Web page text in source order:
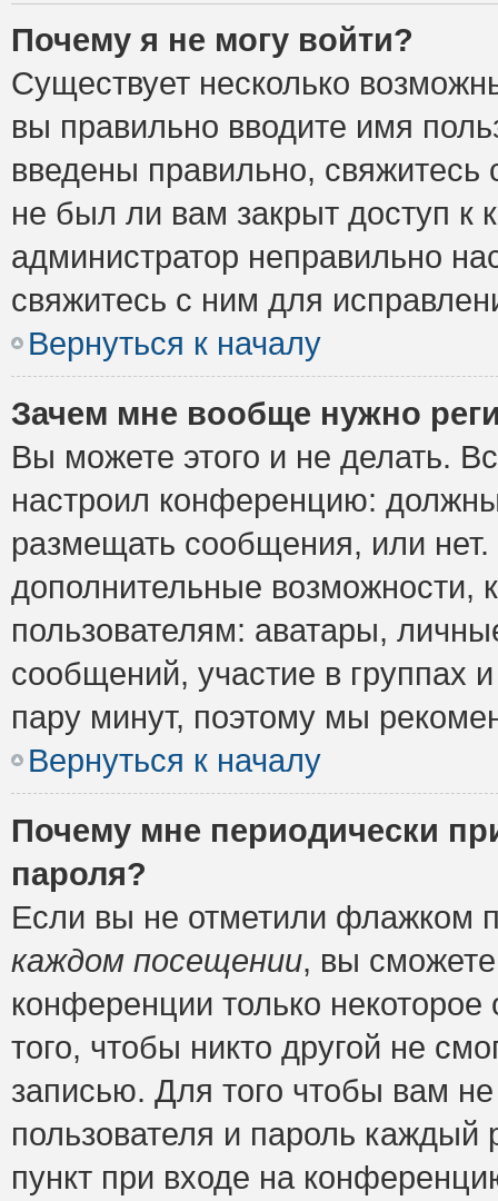
Почему я не могу войти?
Существует несколько
вы правильно вводите имя
введены правильно,
не был ли вам закрыт доступ к
администратор неправильно
свяжитесь с ним для
Вернуться к началу
Зачем мне вообще нужно
Вы можете этого и не делать.
настроил конференцию:
размещать сообщения, или
дополнительные возможности,
пользователям: аватары,
сообщений, участие в группах
пару минут, поэтому мы
Вернуться к началу
Почему мне периодически
пароля?
Если вы не отметили флажком
каждом посещении, вы
конференции только
того, чтобы никто другой не
записью. Для того чтобы вам
пользователя и пароль
пункт при входе на